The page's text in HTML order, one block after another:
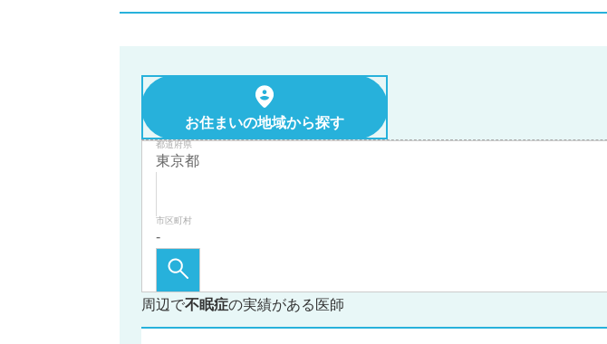
お住まいの地域から探す
都道府県
市区町村
周辺で不眠症の実績がある医師